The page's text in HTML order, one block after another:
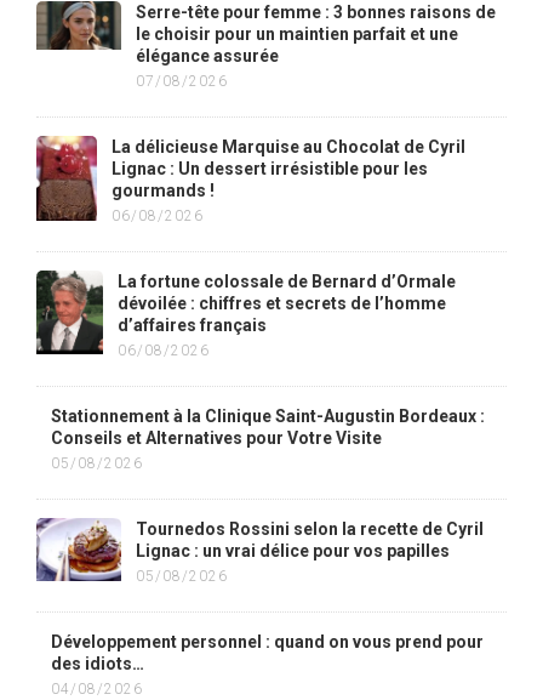
Serre-tête pour femme : 3 bonnes raisons de
le choisir pour un maintien parfait et une
élégance assurée
07/08/2026
La délicieuse Marquise au Chocolat de Cyril
Lignac : Un dessert irrésistible pour les
gourmands !
06/08/2026
La fortune colossale de Bernard d’Ormale
dévoilée : chiffres et secrets de l’homme
d’affaires français
06/08/2026
Stationnement à la Clinique Saint-Augustin Bordeaux :
Conseils et Alternatives pour Votre Visite
05/08/2026
Tournedos Rossini selon la recette de Cyril
Lignac : un vrai délice pour vos papilles
05/08/2026
Développement personnel : quand on vous prend pour
des idiots…
04/08/2026